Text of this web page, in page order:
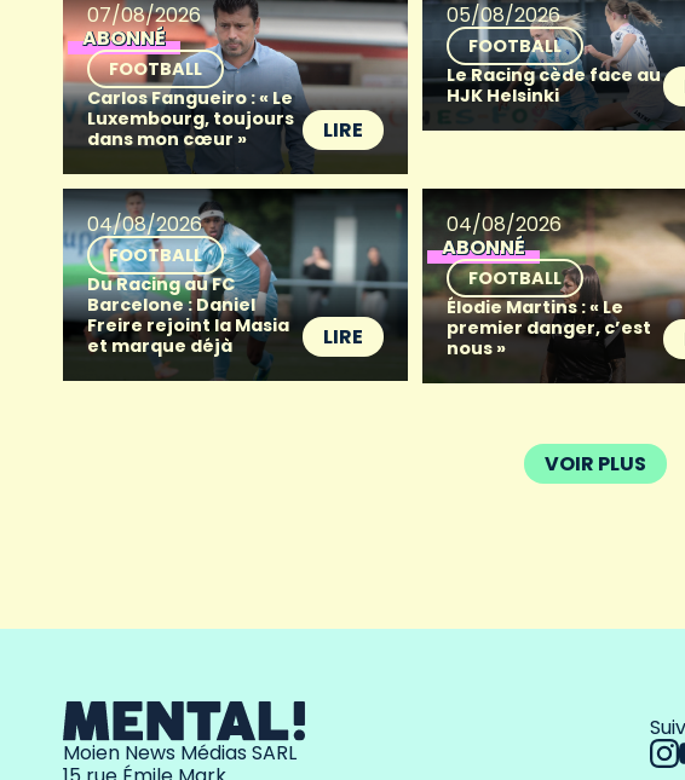
07/08/2026
ABONNÉ
FOOTBALL
Carlos Fangueiro : « Le
Luxembourg, toujours
dans mon cœur »
LIRE
05/08/2026
FOOTBALL
Le Racing cède face au
HJK Helsinki
04/08/2026
FOOTBALL
Du Racing au FC
Barcelone : Daniel
Freire rejoint la Masia
et marque déjà
LIRE
04/08/2026
ABONNÉ
FOOTBALL
Élodie Martins : « Le
premier danger, c’est
nous »
VOIR PLUS
Moien News Médias SARL